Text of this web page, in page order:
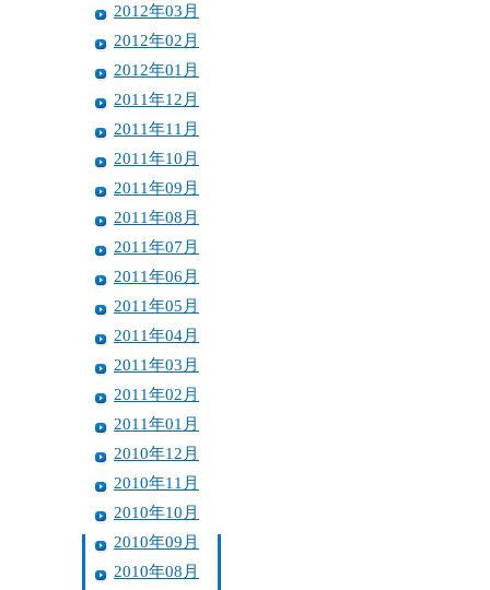
2012年03月
2012年02月
2012年01月
2011年12月
2011年11月
2011年10月
2011年09月
2011年08月
2011年07月
2011年06月
2011年05月
2011年04月
2011年03月
2011年02月
2011年01月
2010年12月
2010年11月
2010年10月
2010年09月
2010年08月